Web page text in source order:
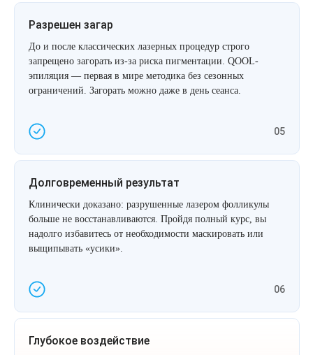
Разрешен загар
До и после классических лазерных процедур строго
запрещено загорать из-за риска пигментации. QOOL-
эпиляция — первая в мире методика без сезонных
ограничений. Загорать можно даже в день сеанса.
05
Долговременный результат
Клинически доказано: разрушенные лазером фолликулы
больше не восстанавливаются. Пройдя полный курс, вы
надолго избавитесь от необходимости маскировать или
выщипывать «усики».
06
Глубокое воздействие